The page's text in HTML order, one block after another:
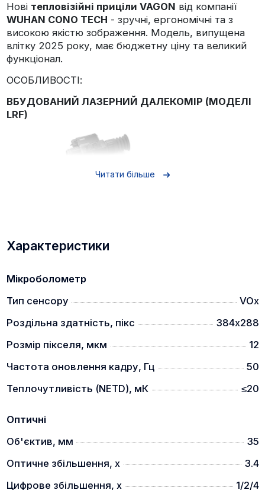
Нові тепловізійні приціли VAGON від компанії
WUHAN CONO TECH - зручні, ергономічні та з
високою якістю зображення. Модель, випущена
влітку 2025 року, має бюджетну ціну та великий
функціонал.
ОСОБЛИВОСТІ:
ВБУДОВАНИЙ ЛАЗЕРНИЙ ДАЛЕКОМІР (МОДЕЛІ
LRF)
одиночного виміру, так і в режимі сканування.
NETD ≤20 мК, що дозволяє отримувати дуже чітку
умовах.
КОМПАКТНИЙ РОЗМІР
Читати більше
Характеристики
Мікроболометр
Тип сенсору
VOx
Роздільна здатність, пікс
384х288
Розмір пікселя, мкм
12
Частота оновлення кадру, Гц
50
Теплочутливість (NETD), мК
≤20
Оптичні
Об'єктив, мм
35
Оптичне збільшення, x
3.4
Цифрове збільшення, x
1/2/4